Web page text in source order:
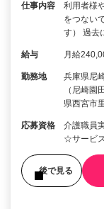
仕事内容
利用者様
をつない
す） 過去
給与 月給
勤務地
兵庫県尼
（尼崎園
県西宮市
応募資格
介護職員
☆サービ
後で見る